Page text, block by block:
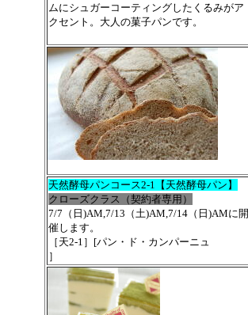
ムにシュガーコーティングしたくるみがア
クセント。大人の菓子パンです。
天然酵母パンコース2-1【天然酵母パン】
クローズクラス（契約者専用）
7/7（日)AM,7/13（土)AM,7/14（日)AMに開
催します。
［天2-1］[パン・ド・カンパーニュ
］